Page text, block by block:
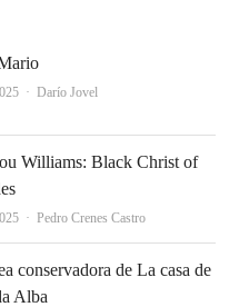
Autor
Darío Jovel
Williams: Black Christ of
Autor
Pedro Crenes Castro
conservadora de La casa de
Alba